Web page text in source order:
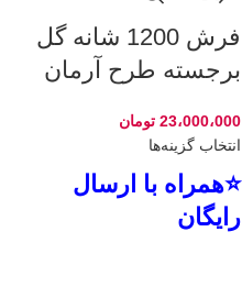
فرش 1200 شانه گل
برجسته طرح آرمان
23،000،000 تومان
انتخاب گزینه‌ها
⭐همراه با ارسال
رایگان